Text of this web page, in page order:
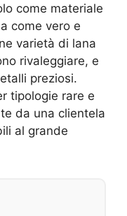
come materiale
come vero e
varietà di lana
rivaleggiare, e
preziosi.
tipologie rare e
da una clientela
al grande